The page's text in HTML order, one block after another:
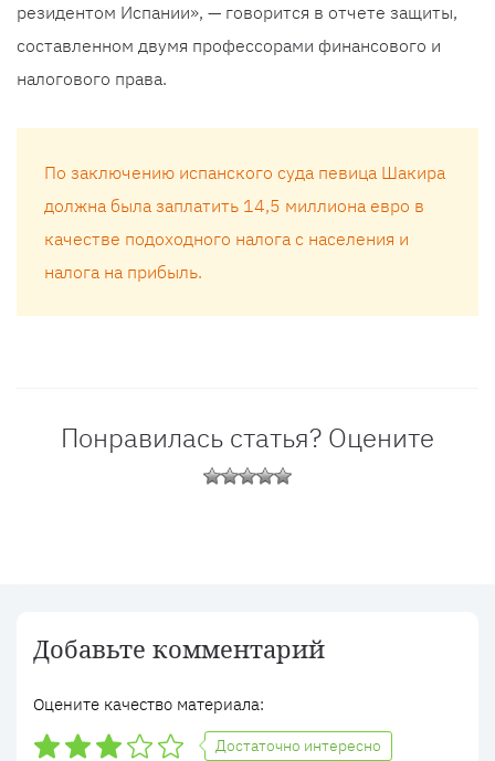
резидентом Испании», — говорится в отчете защиты,
составленном двумя профессорами финансового и
налогового права.
По заключению испанского суда певица Шакира
должна была заплатить 14,5 миллиона евро в
качестве подоходного налога с населения и
налога на прибыль.
Понравилась статья? Оцените
Добавьте комментарий
Оцените качество материала:
Достаточно интересно